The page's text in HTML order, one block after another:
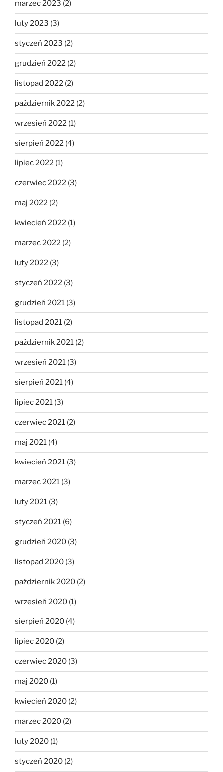
marzec 2023 (2)
luty 2023 (3)
styczeń 2023 (2)
grudzień 2022 (2)
listopad 2022 (2)
październik 2022 (2)
wrzesień 2022 (1)
sierpień 2022 (4)
lipiec 2022 (1)
czerwiec 2022 (3)
maj 2022 (2)
kwiecień 2022 (1)
marzec 2022 (2)
luty 2022 (3)
styczeń 2022 (3)
grudzień 2021 (3)
listopad 2021 (2)
październik 2021 (2)
wrzesień 2021 (3)
sierpień 2021 (4)
lipiec 2021 (3)
czerwiec 2021 (2)
maj 2021 (4)
kwiecień 2021 (3)
marzec 2021 (3)
luty 2021 (3)
styczeń 2021 (6)
grudzień 2020 (3)
listopad 2020 (3)
październik 2020 (2)
wrzesień 2020 (1)
sierpień 2020 (4)
lipiec 2020 (2)
czerwiec 2020 (3)
maj 2020 (1)
kwiecień 2020 (2)
marzec 2020 (2)
luty 2020 (1)
styczeń 2020 (2)